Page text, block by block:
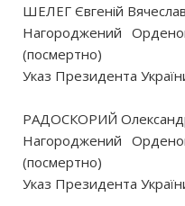
ШЕЛЕГ Євгеній
Нагороджений
(посмертно)
Указ Президента
РАДОСКОРИЙ
Нагороджений
(посмертно)
Указ Президента